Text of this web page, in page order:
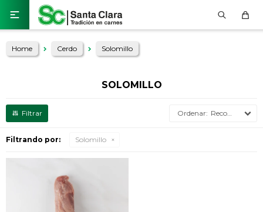

Home Cerdo Solomillo
SOLOMILLO
Recomendados
Filtrando por: Solomillo